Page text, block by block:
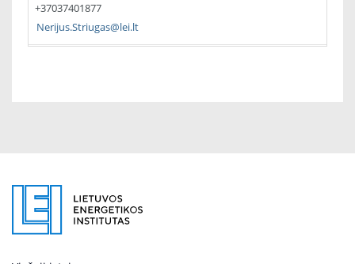
+37037401877
Nerijus.Striugas@lei.lt